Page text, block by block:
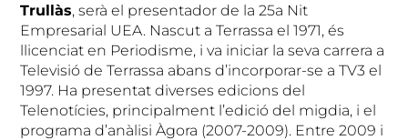
Trullàs, serà el presentador de la 25a Nit
Empresarial UEA. Nascut a Terrassa el 1971, és
llicenciat en Periodisme, i va iniciar la seva carrera a
Televisió de Terrassa abans d’incorporar-se a TV3 el
1997. Ha presentat diverses edicions del
Telenotícies, principalment l’edició del migdia, i el
programa d’anàlisi Àgora (2007-2009). Entre 2009 i